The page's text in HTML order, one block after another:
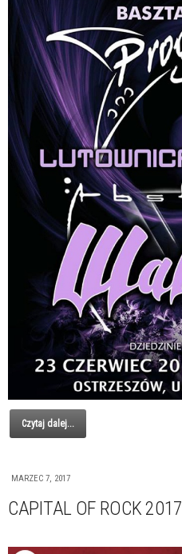
Czytaj dalej...
MARZEC 7, 2017
CAPITAL OF ROCK 2017